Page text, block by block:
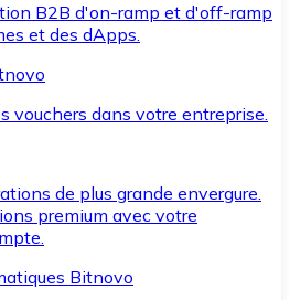
B2B d'on-ramp et d'off-ramp
et des dApps.
vouchers dans votre entreprise.
de plus grande envergure.
premium avec votre
Bitnovo